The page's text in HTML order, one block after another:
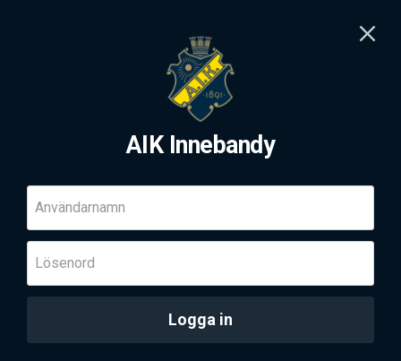
AIK Innebandy
Användarnamn
Lösenord
Logga in